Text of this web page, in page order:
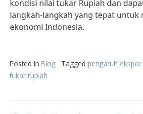
kondisi nilai tukar Rupiah dan
langkah-langkah yang tepat untuk
ekonomi Indonesia.
Posted in Blog Tagged pengaruh
tukar rupiah